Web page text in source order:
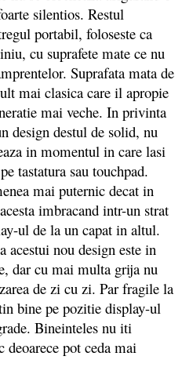
silentios. Restul
portabil, foloseste ca
cu suprafete mate ce nu
Suprafata mata de
mai clasica care il apropie
mai veche. In privinta
design destul de solid, nu
in momentul in care lasi
tastatura sau touchpad.
mai puternic decat in
imbracand intr-un strat
ul de la un capat in altul.
acestui nou design este in
dar cu mai multa grija nu
de zi cu zi. Par fragile la
bine pe pozitie display-ul
Bineinteles nu iti
deoarece pot ceda mai